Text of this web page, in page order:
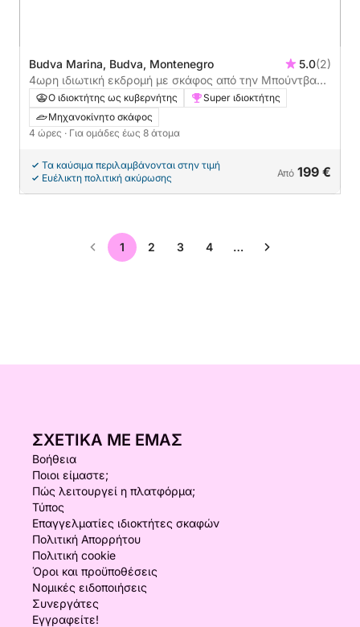
Budva Marina, Budva, Montenegro 5.0(2)
4ωρη ιδιωτική εκδρομή με σκάφος από την Μπούντβα
με καπετάνιο
Ο ιδιοκτήτης ως κυβερνήτης
Super ιδιοκτήτης
Μηχανοκίνητο σκάφος
4 ώρες · Για ομάδες έως 8 άτομα
Τα καύσιμα περιλαμβάνονται στην τιμή
Ευέλικτη πολιτική ακύρωσης
Από 199 €
1 2 3 4 …
ΣΧΕΤΙΚΆ ΜΕ ΕΜΆΣ
Βοήθεια
Ποιοι είμαστε;
Πώς λειτουργεί η πλατφόρμα;
Τύπος
Επαγγελματίες ιδιοκτήτες σκαφών
Πολιτική Απορρήτου
Πολιτική cookie
Όροι και προϋποθέσεις
Νομικές ειδοποιήσεις
Συνεργάτες
Εγγραφείτε!